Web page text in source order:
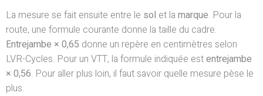
La mesure se fait ensuite entre le sol et la marque. Pour la
route, une formule courante donne la taille du cadre.
Entrejambe × 0,65 donne un repère en centimètres selon
LVR-Cycles. Pour un VTT, la formule indiquée estentrejambe
× 0,56. Pour aller plus loin, il faut savoir quelle mesure pèse le
plus.